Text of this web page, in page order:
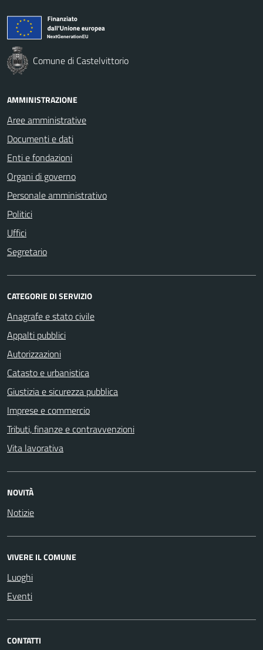
Comune di Castelvittorio
AMMINISTRAZIONE
Aree amministrative
Documenti e dati
Enti e fondazioni
Organi di governo
Personale amministrativo
Politici
Uffici
Segretario
CATEGORIE DI SERVIZIO
Anagrafe e stato civile
Appalti pubblici
Autorizzazioni
Catasto e urbanistica
Giustizia e sicurezza pubblica
Imprese e commercio
Tributi, finanze e contravvenzioni
Vita lavorativa
NOVITÀ
Notizie
VIVERE IL COMUNE
Luoghi
Eventi
CONTATTI